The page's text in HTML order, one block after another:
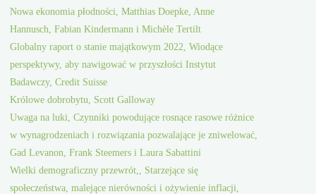
Nowa ekonomia płodności, Matthias Doepke, Anne
Hannusch, Fabian Kindermann i Michèle Tertilt
Globalny raport o stanie majątkowym 2022, Wiodące
perspektywy, aby nawigować w przyszłości Instytut
Badawczy, Credit Suisse
Królowe dobrobytu, Scott Galloway
Uwaga na luki, Czynniki powodujące rosnące rasowe różnice
w wynagrodzeniach i rozwiązania pozwalające je zniwelować,
Gad Levanon, Frank Steemers i Laura Sabattini
Wielki demograficzny przewrót,, Starzejące się
społeczeństwa, malejące nierówności i ożywienie inflacji,